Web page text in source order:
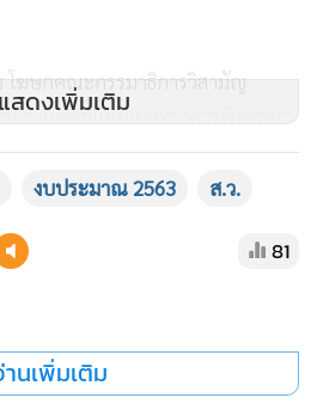
ฆษกคณะกรรมาธิการวิสามัญ
า แถลงชี้แจงแนวทางการพิจารณา
าณรายจ่ายประจำปีงบประมาณ
ดหลังจากที่ได้มีการหารือระหว่าง
หลังจากที่ทราบว่า สมาชิกมีความ
ะอภิปรายให้แจ้งความจำนงเพิ่มเติม
ขณะที่การกำหนดระยะเวลาการ
ธานวุฒิสภาเห็นชอบให้ไม่ต้อง
แสดงเพิ่มเติม
งบประมาณ 2563 ส.ว.
81
นเพิ่มเติม